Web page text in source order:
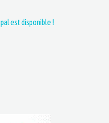
est disponible !